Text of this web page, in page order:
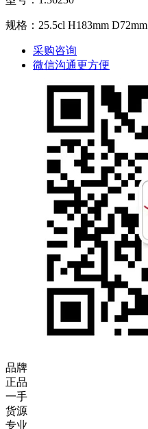
规格：25.5cl H183mm D72mm
采购咨询
微信沟通更方便
品牌
正品
一手
货源
专业